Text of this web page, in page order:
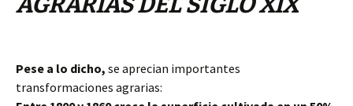
Pese a lo dicho, se aprecian importantes
transformaciones agrarias: